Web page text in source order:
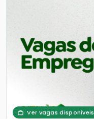
Ver vagas disponíveis